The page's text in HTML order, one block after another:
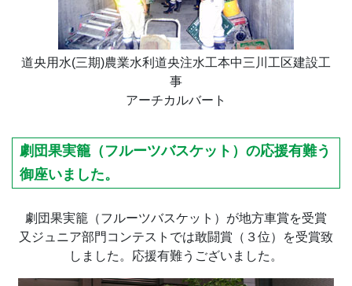
道央用水(三期)農業水利道央注水工本中三川工区建設工
事
アーチカルバート
劇団果実籠（フルーツバスケット）の応援有難う
御座いました。
劇団果実籠（フルーツバスケット）が地方車賞を受賞
又ジュニア部門コンテストでは敢闘賞（３位）を受賞致
しました。応援有難うございました。